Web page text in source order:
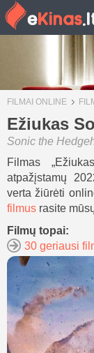
FILMAI ONLINE
Ežiukas
Sonic the
Filmas
atpažįstamų
verta žiūrėti
filmus rasite
Filmų topai:
30 geriausi